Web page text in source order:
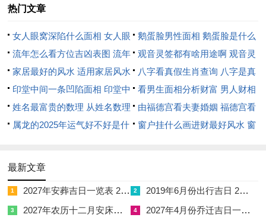
☑2027年阴历十二月开光吉日 2027年12月开光吉日一览表
热门文章
女人眼窝深陷什么面相 女人眼
窝深陷是短命相吗
鹅蛋脸男性面相 鹅蛋脸是什么
脸型男性
流年怎么看方位吉凶表图 流年
位置怎么看
观音灵签都有啥用途啊 观音灵
签全部签签词
家居最好的风水 适用家居风水
八字看真假生肖查询 八字是真
还是假
印堂中间一条凹陷面相 印堂中
间有条线沟好不好
看男生面相分析财富 男人财相
从哪里看
姓名最富贵的数理 从姓名数理
看富豪
由福德宫看夫妻婚姻 福德宫看
配偶生肖
属龙的2025年运气好不好是什
2025年属龙人的全年运势
窗户挂什么画进财最好风水 窗
最新文章
1 2027年安葬吉日一览表 2027年12月安葬吉日一览表 2 2019年6月份出行吉日 2027年6月出行吉日一览表
3 2027年农历十二月安床吉日 2027年正月安床吉日吉时查询 4 2027年4月份乔迁吉日一览表 2027年4月乔迁吉日吉时查询